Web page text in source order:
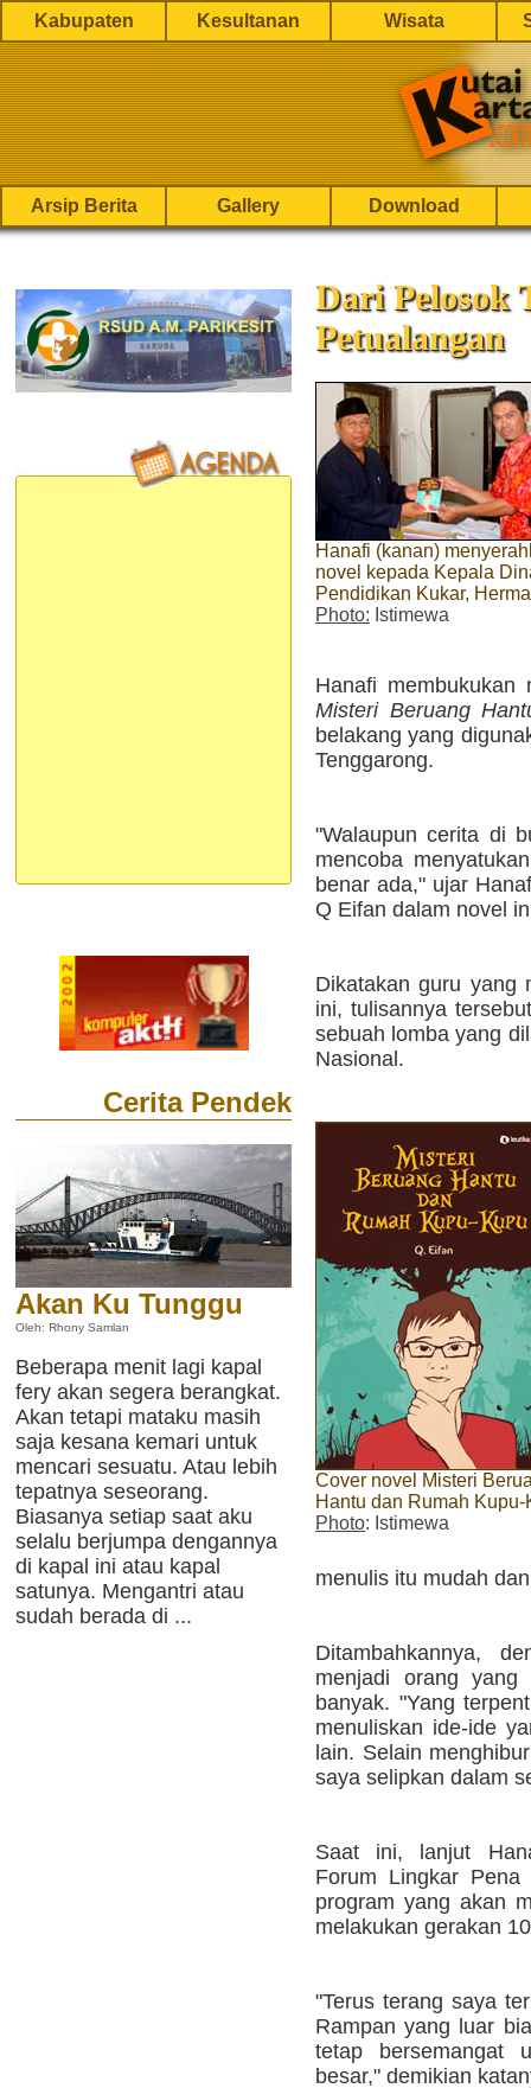
Kabupaten Kesultanan Wisata
Arsip Berita Gallery Download
Cerita Pendek
Akan Ku Tunggu
Oleh: Rhony Samlan
Beberapa menit lagi kapal
fery akan segera berangkat.
Akan tetapi mataku masih
saja kesana kemari untuk
mencari sesuatu. Atau lebih
tepatnya seseorang.
Biasanya setiap saat aku
selalu berjumpa dengannya
di kapal ini atau kapal
satunya. Mengantri atau
sudah berada di ...
Dari Pelosok
Petualangan
Hanafi (kanan)
novel kepada Kepala
Pendidikan Kukar,
Photo: Istimewa
Hanafi membukukan
Misteri Beruang
belakang yang
Tenggarong.
"Walaupun cerita di
mencoba
benar ada," ujar
Q Eifan dalam novel
Dikatakan guru yang
ini, tulisannya
sebuah lomba yang
Nasional.
Cover novel Misteri
Hantu dan Rumah Kupu-
Photo: Istimewa
menulis itu mudah
Ditambahkannya,
menjadi orang yang
banyak. "Yang
menuliskan ide-ide
lain. Selain
saya selipkan dalam
Saat ini, lanjut
Forum Lingkar
program yang akan
melakukan gerakan
"Terus terang saya
Rampan yang luar
tetap bersemangat
besar," demikian